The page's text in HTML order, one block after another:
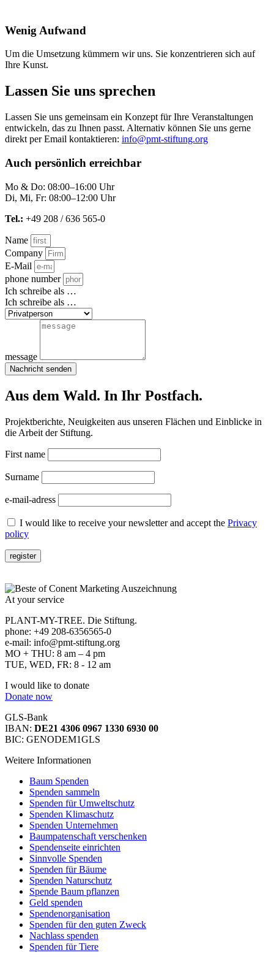
Wenig Aufwand
Um die Umsetzung kümmern wir uns. Sie konzentrieren sich auf
Ihre Kunst.
Lassen Sie uns sprechen
Lassen Sie uns gemeinsam ein Konzept für Ihre Veranstaltungen
entwickeln, das zu Ihnen passt. Alternativ können Sie uns gerne
direkt per Email kontaktieren: info@pmt-stiftung.org
Auch persönlich erreichbar
Mo & Do: 08:00–16:00 Uhr
Di, Mi, Fr: 08:00–12:00 Uhr
Tel.: +49 208 / 636 565-0
Name
Company
E-Mail
phone number
Ich schreibe als …
Ich schreibe als …
message
Nachricht senden
Aus dem Wald. In Ihr Postfach.
Projektberichte, Neuigkeiten aus unseren Flächen und Einblicke in
die Arbeit der Stiftung.
First name
Surname
e-mail-adress
I would like to receive your newsletter and accept the Privacy
policy
At your service
PLANT-MY-TREE. Die Stiftung.
phone: +49 208-6356565-0
e-mail: info@pmt-stiftung.org
MO + THU: 8 am – 4 pm
TUE, WED, FR: 8 - 12 am
I would like to donate
Donate now
GLS-Bank
IBAN: DE21 4306 0967 1330 6930 00
BIC: GENODEM1GLS
Weitere Informationen
Baum Spenden
Spenden sammeln
Spenden für Umweltschutz
Spenden Klimaschutz
Spenden Unternehmen
Baumpatenschaft verschenken
Spendenseite einrichten
Sinnvolle Spenden
Spenden für Bäume
Spenden Naturschutz
Spende Baum pflanzen
Geld spenden
Spendenorganisation
Spenden für den guten Zweck
Nachlass spenden
Spenden für Tiere